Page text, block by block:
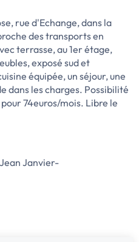
rue d'Echange, dans la
des transports en
terrasse, au 1er étage,
exposé sud et
équipée, un séjour, une
dans les charges. Possibilité
74euros/mois. Libre le
Janvier-